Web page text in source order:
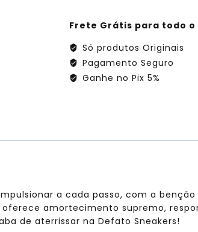
Frete Grátis para todo o
Só produtos Originais
Pagamento Seguro
Ganhe no Pix 5%
a cada passo, com a benção
amortecimento supremo,
de aterrissar na Defato Sneakers!